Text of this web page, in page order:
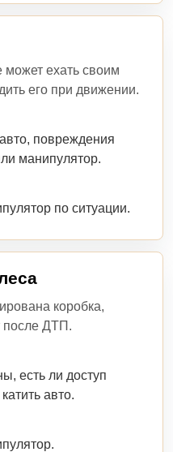
ехать своим
его при движении.
повреждения
манипулятор.
по ситуации.
коробка,
после ДТП.
есть ли доступ
авто.